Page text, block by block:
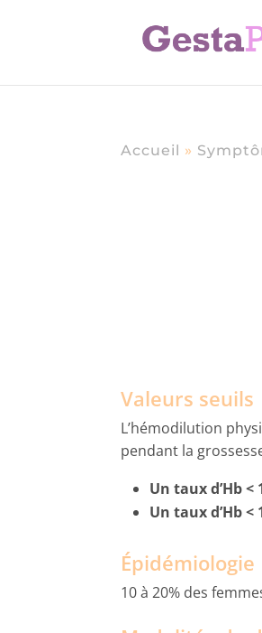
Accueil »
Valeurs seuils
L’hémodilution
pendant la
Un taux d’Hb
Un taux d’Hb
Épidémiologie
10 à 20% des